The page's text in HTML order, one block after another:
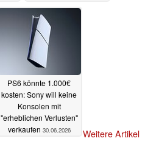
PS6 könnte 1.000€
kosten: Sony will keine
Konsolen mit
"erheblichen Verlusten"
verkaufen 30.06.2026
Weitere Artikel